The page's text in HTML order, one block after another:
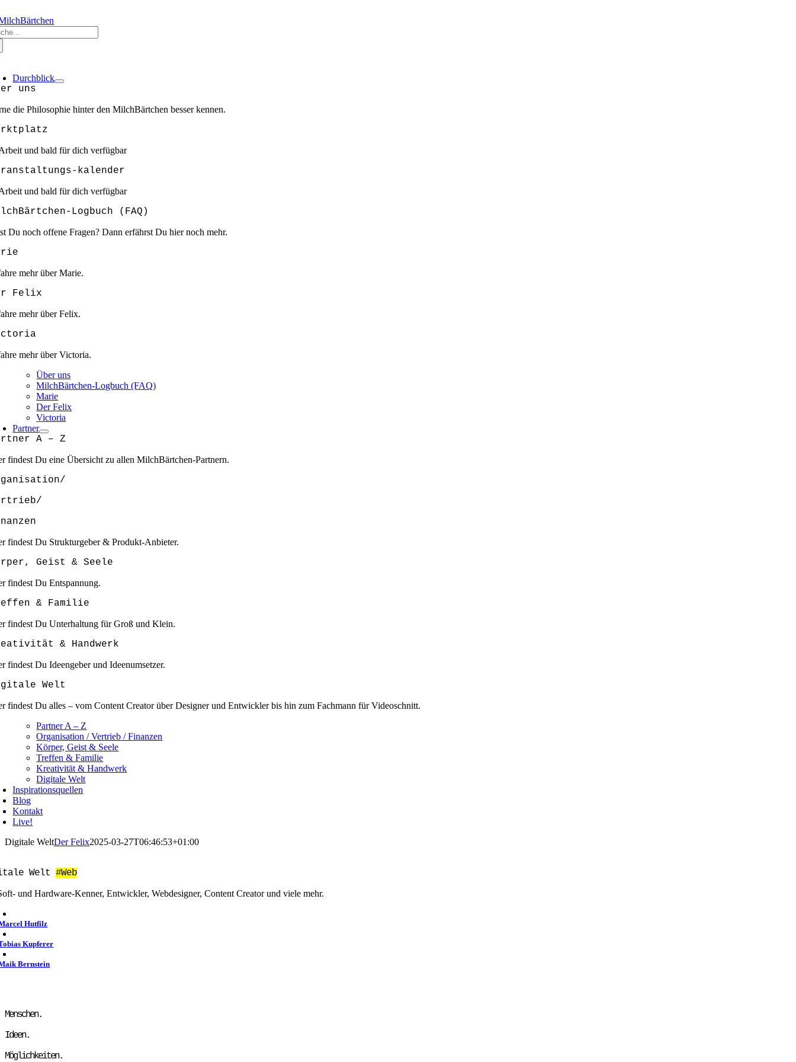
Inhalt
springen
Durchblick
uns
die Philosophie hinter den MilchBärtchen besser kennen.
und bald für dich verfügbar
kalender
und bald für dich verfügbar
Logbuch (FAQ)
Du noch offene Fragen? Dann erfährst Du hier noch mehr.
mehr über Marie.
Felix
mehr über Felix.
mehr über Victoria.
Über uns
MilchBärtchen-Logbuch (FAQ)
Marie
Der Felix
Victoria
Partner
A – Z
findest Du eine Übersicht zu allen MilchBärtchen-Partnern.
findest Du Strukturgeber & Produkt-Anbieter.
Geist & Seele
findest Du Entspannung.
& Familie
findest Du Unterhaltung für Groß und Klein.
& Handwerk
findest Du Ideengeber und Ideenumsetzer.
Welt
findest Du alles – vom Content Creator über Designer und Entwickler bis hin zum Fachmann für Videoschnitt.
Partner A – Z
Organisation / Vertrieb / Finanzen
Körper, Geist & Seele
Treffen & Familie
Kreativität & Handwerk
Digitale Welt
Inspirationsquellen
Blog
Kontakt
Live!
Digitale WeltDer Felix2025-03-27T06:46:53+01:00
Welt #Web
und Hardware-Kenner, Entwickler, Webdesigner, Content Creator und viele mehr.
Hutfilz
Kupferer
Bernstein
Menschen.
Ideen.
Möglichkeiten.